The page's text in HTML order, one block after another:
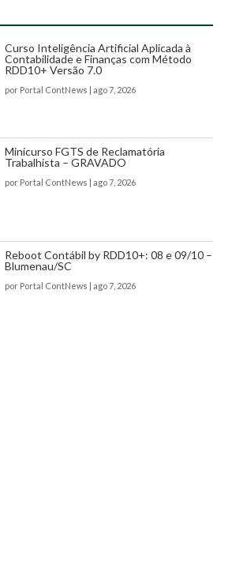
Curso Inteligência Artificial Aplicada à
Contabilidade e Finanças com Método
RDD10+ Versão 7.0
por Portal ContNews | ago 7, 2026
Minicurso FGTS de Reclamatória
Trabalhista – GRAVADO
por Portal ContNews | ago 7, 2026
Reboot Contábil by RDD10+: 08 e 09/10 –
Blumenau/SC
por Portal ContNews | ago 7, 2026